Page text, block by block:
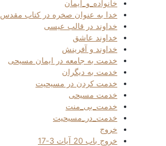
خانواده_و_ایمان
خدا به عنوان صخره در کتاب مقدس
خداوند در قالب عیسی
خداوند عاشق
خداوند و آفرینش
خدمت به جامعه در ایمان مسیحی
خدمت به دیگران
خدمت کردن در مسیحیت
خدمت مسیحی
خدمت_بی_منت
خدمت_در_مسیحیت
خروج
خروج باب 20 آیات 3-17